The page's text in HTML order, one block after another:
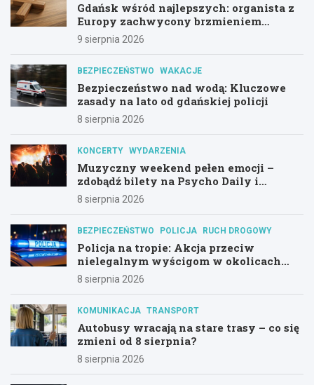
Gdańsk wśród najlepszych: organista z
Europy zachwycony brzmieniem
kościoła św. Mikołaja
9 sierpnia 2026
BEZPIECZEŃSTWO WAKACJE
Bezpieczeństwo nad wodą: Kluczowe
zasady na lato od gdańskiej policji
8 sierpnia 2026
KONCERTY WYDARZENIA
Muzyczny weekend pełen emocji –
zdobądź bilety na Psycho Daily i
Alternatywny Las!
8 sierpnia 2026
BEZPIECZEŃSTWO POLICJA RUCH DROGOWY
Policja na tropie: Akcja przeciw
nielegalnym wyścigom w okolicach
Hali Olivia
8 sierpnia 2026
KOMUNIKACJA TRANSPORT
Autobusy wracają na stare trasy – co się
zmieni od 8 sierpnia?
8 sierpnia 2026